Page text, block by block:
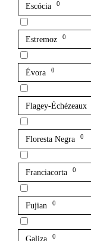
Escócia 0
Estremoz 0
Évora 0
Flagey-Échézeaux
Floresta Negra 0
Franciacorta 0
Fujian 0
Galiza 0